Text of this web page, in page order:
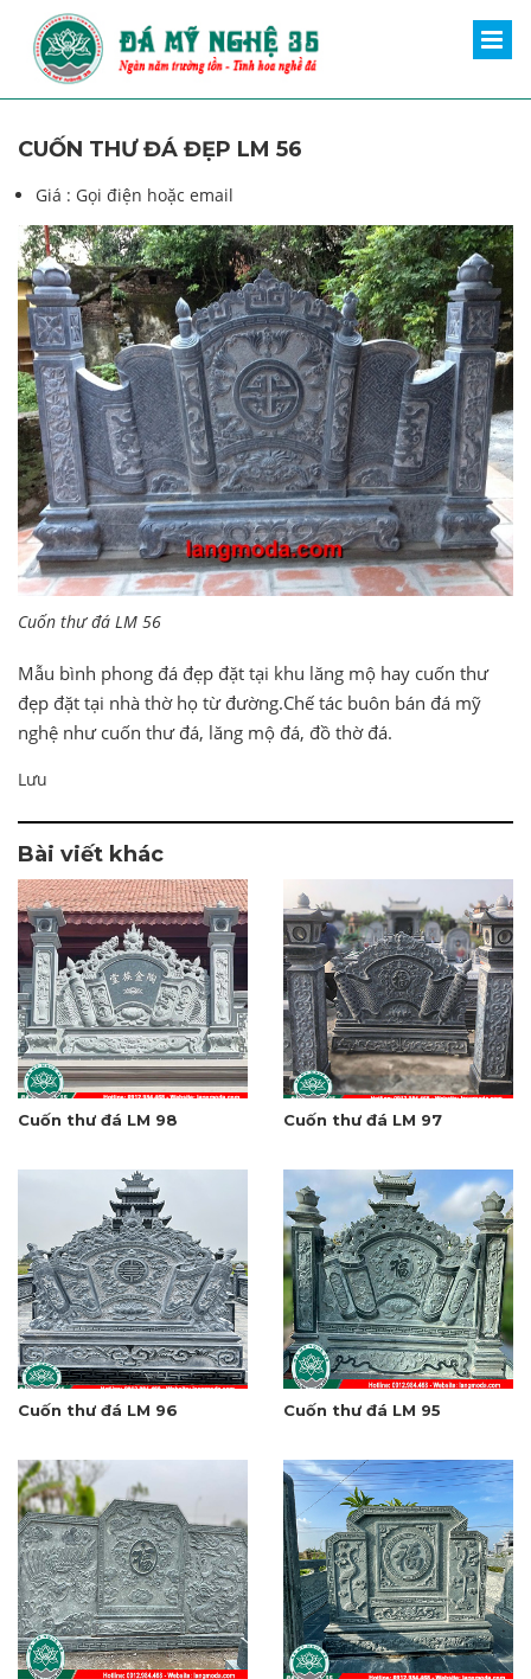
CUỐN THƯ ĐÁ ĐẸP LM 56
Giá : Gọi điện hoặc email
Cuốn thư đá LM 56
Mẫu bình phong đá đẹp đặt tại khu lăng mộ hay cuốn thư
đẹp đặt tại nhà thờ họ từ đường.Chế tác buôn bán đá mỹ
nghệ như cuốn thư đá, lăng mộ đá, đồ thờ đá.
Lưu
Bài viết khác
Cuốn thư đá LM 98 Cuốn thư đá LM 97
Cuốn thư đá LM 96 Cuốn thư đá LM 95